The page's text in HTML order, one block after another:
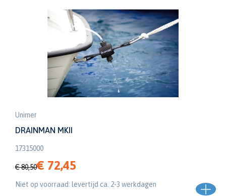
Unimer
DRAINMAN MKII
17315000
€ 80,50€ 72,45
Niet op voorraad: levertijd ca. 2-3 werkdagen